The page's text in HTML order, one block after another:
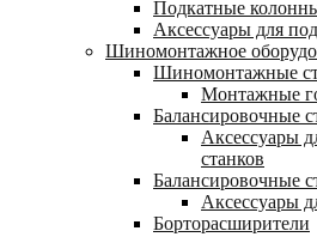
Подкатные
Аксессуары для
Шиномонтажное
Шиномонтажные
Монтажные
Балансировочные
Аксессуары
станков
Балансировочные
Аксессуары
Борторасширители